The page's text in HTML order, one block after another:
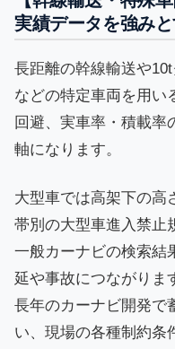
実績データを強み
長距離の幹線輸送や
などの特定車両を用い
回避、実車率・積載率
軸になります。
大型車では高架下の高
帯別の大型車進入禁止
一般カーナビの検索結
延や事故につながりま
長年のカーナビ開発で
い、現場の各種制約条